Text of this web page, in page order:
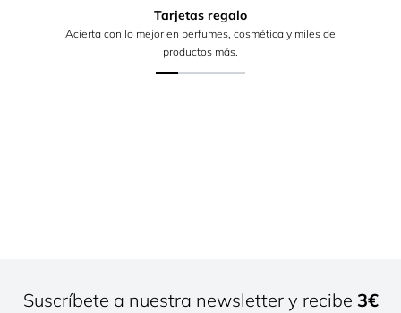
Tarjetas regalo
Acierta con lo mejor en perfumes, cosmética y miles de
productos más.
Suscríbete a nuestra newsletter y recibe 3€